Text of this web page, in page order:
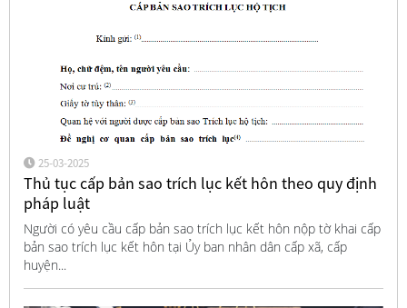
25-03-2025
Thủ tục cấp bản sao trích lục kết hôn theo quy định
pháp luật
Người có yêu cầu cấp bản sao trích lục kết hôn nộp tờ khai cấp
bản sao trích lục kết hôn tại Ủy ban nhân dân cấp xã, cấp
huyện...